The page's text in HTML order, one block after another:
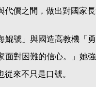
價之間，做出對國家長
號」與國造高教機「
對困難的信心。」她
來不只是口號。